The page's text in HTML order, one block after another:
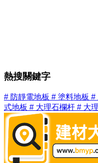
熱搜關鍵字
# 防靜電地板 # 塗料地板 #
式地板 # 大理石欄杆 # 大